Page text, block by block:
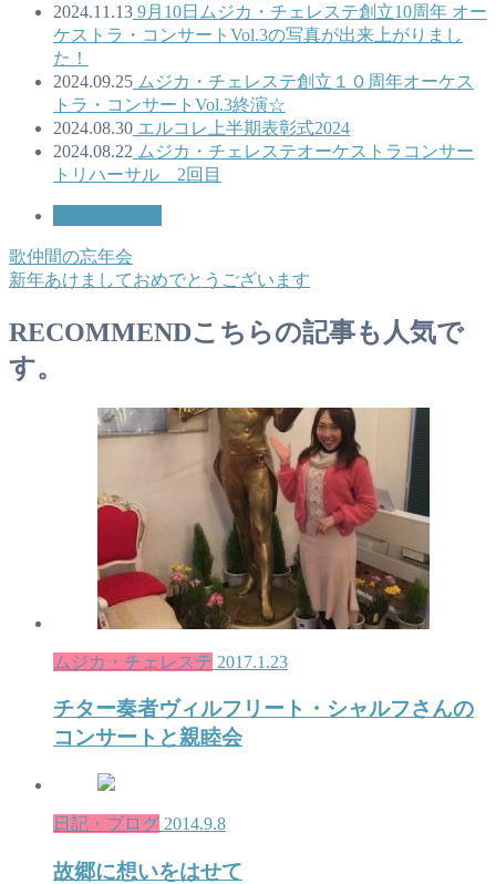
2024.11.13 9月10日ムジカ・チェレステ創立10周年 オー
ケストラ・コンサートVol.3の写真が出来上がりまし
た！
2024.09.25 ムジカ・チェレステ創立１０周年オーケス
トラ・コンサートVol.3終演☆
2024.08.30 エルコレ上半期表彰式2024
2024.08.22 ムジカ・チェレステオーケストラコンサー
トリハーサル 2回目
歌仲間の忘年会
新年あけましておめでとうございます
RECOMMENDこちらの記事も人気で
す。
ムジカ・チェレステ 2017.1.23
チター奏者ヴィルフリート・シャルフさんの
コンサートと親睦会
日記・ブログ 2014.9.8
故郷に想いをはせて